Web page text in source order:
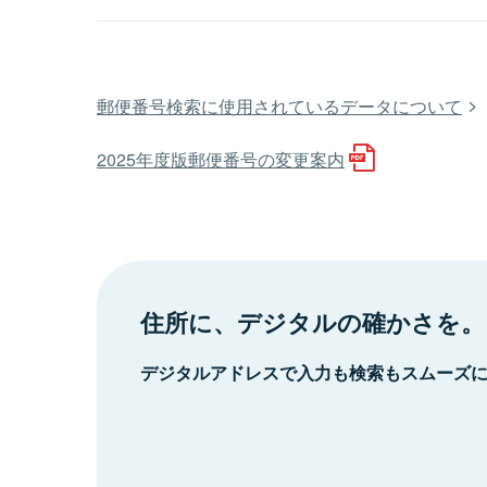
郵便番号検索に使用されているデータについて
2025年度版郵便番号の変更案内
住所に、デジタルの確かさを。
デジタルアドレスで入力も検索もスムーズ